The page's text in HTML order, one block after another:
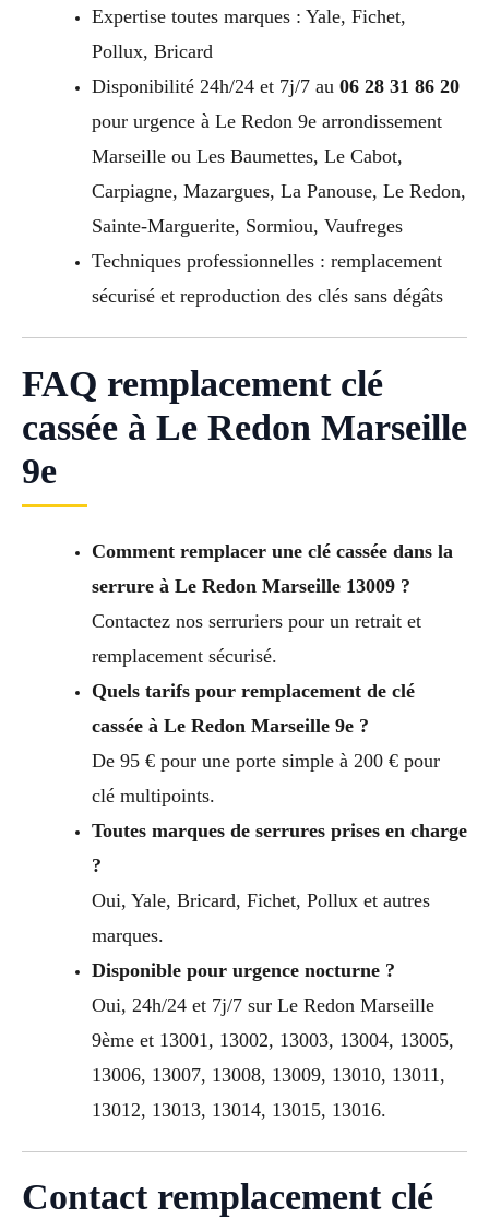
Expertise toutes marques : Yale, Fichet,
Pollux, Bricard
Disponibilité 24h/24 et 7j/7 au 06 28 31 86 20
pour urgence à Le Redon 9e arrondissement
Marseille ou Les Baumettes, Le Cabot,
Carpiagne, Mazargues, La Panouse, Le Redon,
Sainte-Marguerite, Sormiou, Vaufreges
Techniques professionnelles : remplacement
sécurisé et reproduction des clés sans dégâts
FAQ remplacement clé
cassée à Le Redon Marseille
9e
Comment remplacer une clé cassée dans la
serrure à Le Redon Marseille 13009 ?
Contactez nos serruriers pour un retrait et
remplacement sécurisé.
Quels tarifs pour remplacement de clé
cassée à Le Redon Marseille 9e ?
De 95 € pour une porte simple à 200 € pour
clé multipoints.
Toutes marques de serrures prises en charge
?
Oui, Yale, Bricard, Fichet, Pollux et autres
marques.
Disponible pour urgence nocturne ?
Oui, 24h/24 et 7j/7 sur Le Redon Marseille
9ème et 13001, 13002, 13003, 13004, 13005,
13006, 13007, 13008, 13009, 13010, 13011,
13012, 13013, 13014, 13015, 13016.
Contact remplacement clé